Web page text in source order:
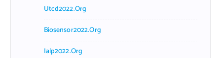
Utcd2022.org
Biosensor2022.org
Ialp2022.org